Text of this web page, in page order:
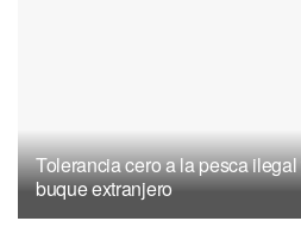
Tolerancia cero a la pesca
buque extranjero